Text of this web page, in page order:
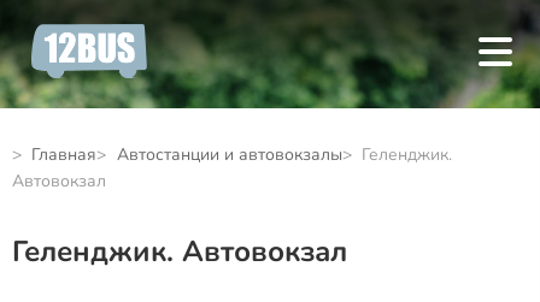
Главная Автостанции и автовокзалы
Геленджик.
Автовокзал
Геленджик. Автовокзал